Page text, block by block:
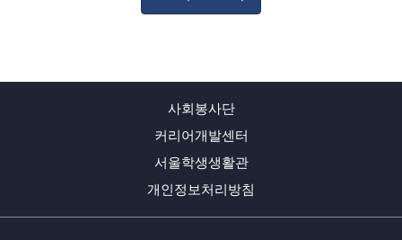
사회봉사단
커리어개발센터
서울학생생활관
개인정보처리방침